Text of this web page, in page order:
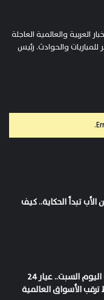
العربية والعالمية العاجلة
للمباريات والحوادث. رئيس
تبدأ الحكاية.. كيف
تحديثات جديدة – الذهب اليوم السبت.. عيار 24